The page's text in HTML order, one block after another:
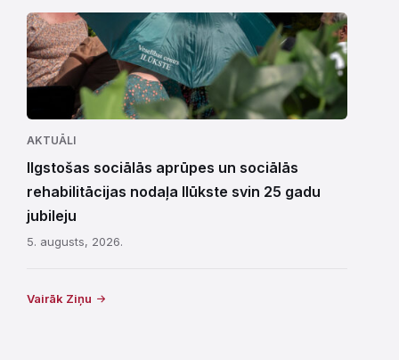
AKTUĀLI
Ilgstošas sociālās aprūpes un sociālās
rehabilitācijas nodaļa Ilūkste svin 25 gadu
jubileju
5. augusts, 2026.
Vairāk Ziņu